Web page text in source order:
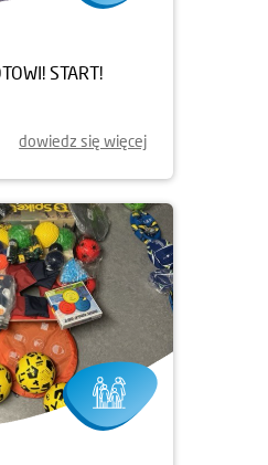
START!
dowiedz się więcej